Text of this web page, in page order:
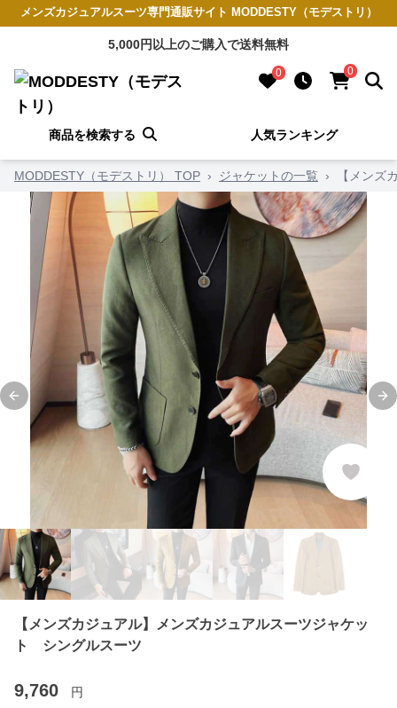
メンズカジュアルスーツ専門通販サイト MODDESTY（モデストリ）
5,000円以上のご購入で送料無料
0 0
商品を検索する 人気ランキング
MODDESTY（モデストリ） TOP › ジャケットの一覧 › 【メンズ
Previous slide
【メンズカジュアル】メンズカジュアルスーツジャケッ
ト シングルスーツ
9,760 円